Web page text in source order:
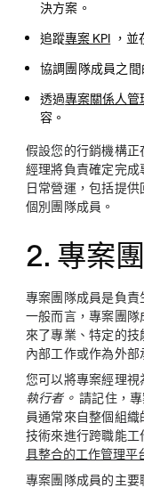
決方案。
追蹤專案 KPI ，
協調團隊成員之
透過專案關係人管
容。
假設您的行銷機構
經理將負責確定完
日常營運，包括提
個別團隊成員。
2. 專案
專案團隊成員是負責
一般而言，專案團隊
來了專業、特定的
內部工作或作為外部
您可以將專案經理視
執行者。請記住，
員通常來自整個組
技術來進行跨職能
具整合的工作管理平
專案團隊成員的主要